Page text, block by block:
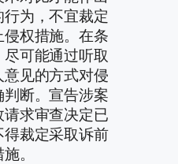
为，不宜裁定
权措施。在条
可能通过听取
见的方式对侵
断。宣告涉案
求审查决定已
裁定采取诉前
。